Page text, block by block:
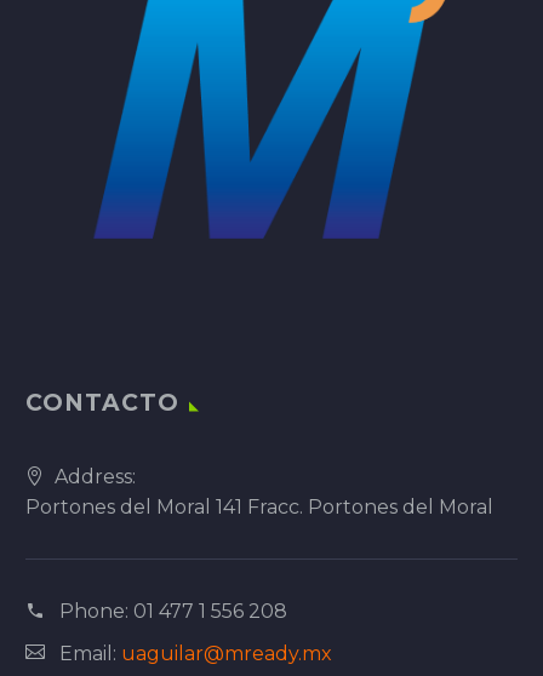
CONTACTO
Address:
Portones del Moral 141 Fracc. Portones del Moral
Phone: 01 477 1 556 208
Email: uaguilar@mready.mx